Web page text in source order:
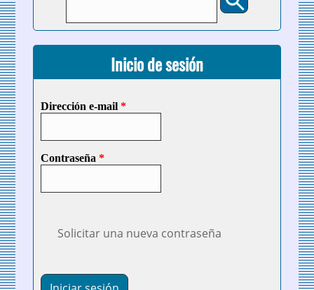
Inicio de sesión
Dirección e-mail *
Contraseña *
Solicitar una nueva contraseña